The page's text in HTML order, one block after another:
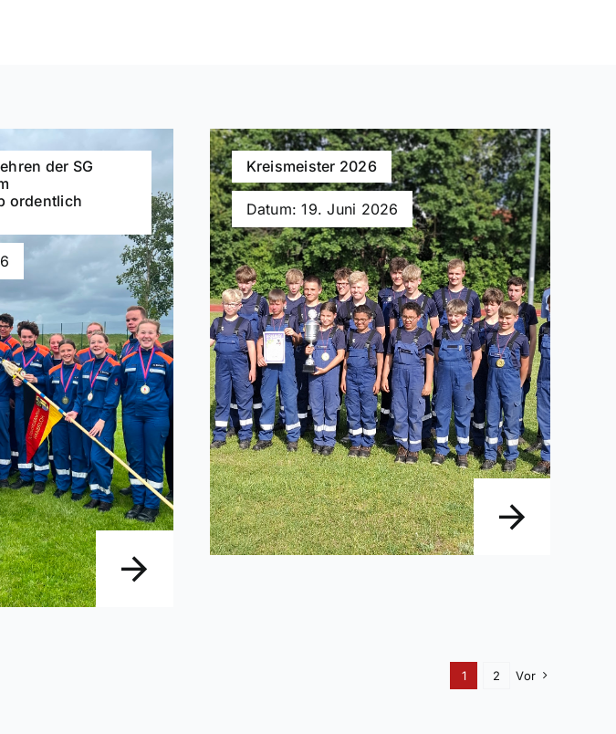
der SG
ordentlich
Kreismeister 2026
Datum: 19. Juni 2026
1 2 Vor